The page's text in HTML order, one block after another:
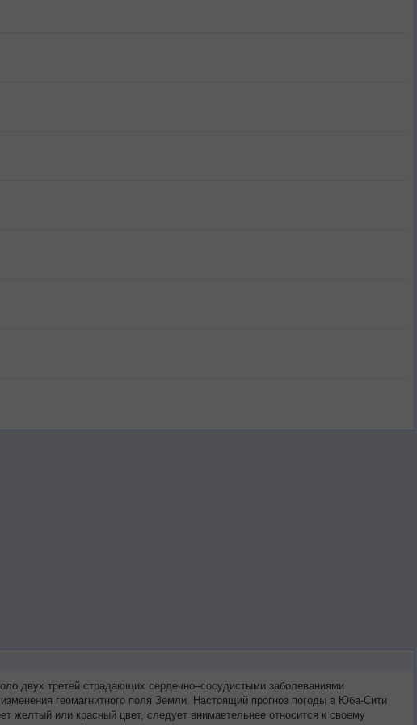
двух третей страдающих сердечно–сосудистыми заболеваниями
геомагнитного поля Земли. Настоящий прогноз погоды в Юба-Сити
желтый или красный цвет, следует внимаетельнее относится к своему